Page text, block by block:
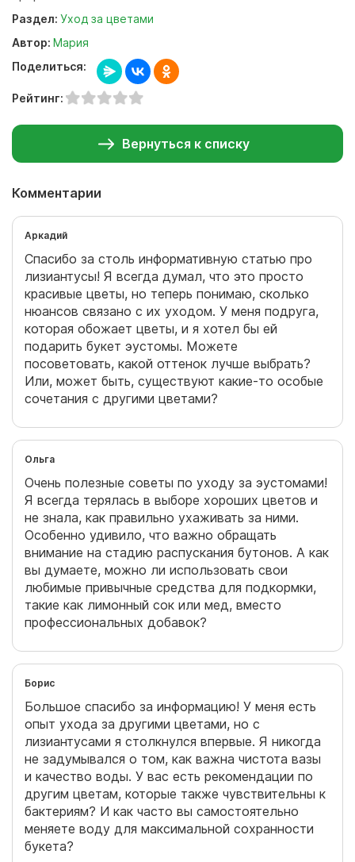
Раздел: Уход за цветами
Автор: Мария
Поделиться:
Рейтинг:
Вернуться к списку
Комментарии
Аркадий
Спасибо за столь информативную статью про
лизиантусы! Я всегда думал, что это просто
красивые цветы, но теперь понимаю, сколько
нюансов связано с их уходом. У меня подруга,
которая обожает цветы, и я хотел бы ей
подарить букет эустомы. Можете
посоветовать, какой оттенок лучше выбрать?
Или, может быть, существуют какие-то особые
сочетания с другими цветами?
Ольга
Очень полезные советы по уходу за эустомами!
Я всегда терялась в выборе хороших цветов и
не знала, как правильно ухаживать за ними.
Особенно удивило, что важно обращать
внимание на стадию распускания бутонов. А как
вы думаете, можно ли использовать свои
любимые привычные средства для подкормки,
такие как лимонный сок или мед, вместо
профессиональных добавок?
Борис
Большое спасибо за информацию! У меня есть
опыт ухода за другими цветами, но с
лизиантусами я столкнулся впервые. Я никогда
не задумывался о том, как важна чистота вазы
и качество воды. У вас есть рекомендации по
другим цветам, которые также чувствительны к
бактериям? И как часто вы самостоятельно
меняете воду для максимальной сохранности
букета?